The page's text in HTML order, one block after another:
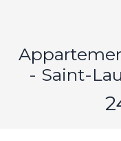
- Saint-